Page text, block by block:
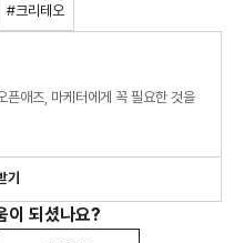
#크리테오
픈애즈, 마케터에게 꼭 필요한 것을
기
이 되셨나요?